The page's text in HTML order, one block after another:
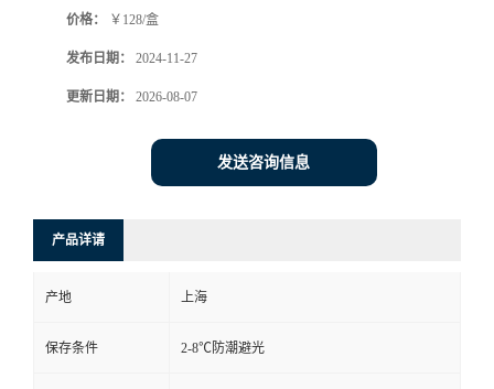
价格： ￥128/盒
发布日期： 2024-11-27
更新日期： 2026-08-07
发送咨询信息
产品详请
产地 上海
保存条件 2-8℃防潮避光